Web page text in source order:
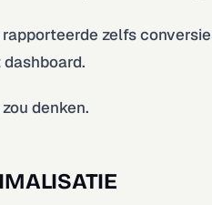
zelfs
denken.